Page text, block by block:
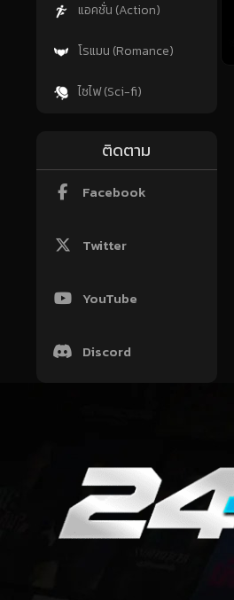
แอคชั่น (Action)
โรแมน (Romance)
ไซไฟ (Sci-fi)
ติดตาม
Facebook
Twitter
YouTube
Discord